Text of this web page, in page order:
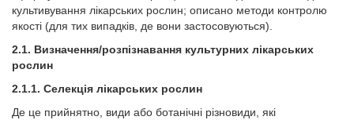
культивування лікарських рослин; описано методи контролю
якості (для тих випадків, де вони застосовуються).
2.1. Визначення/розпізнавання культурних лікарських
рослин
2.1.1. Селекція лікарських рослин
Де це прийнятно, види або ботанічні різновиди, які